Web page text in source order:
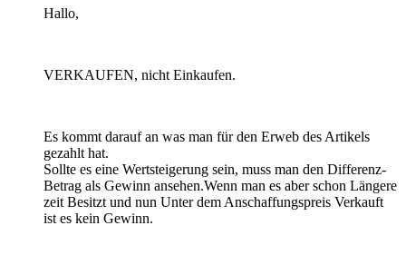
Hallo,
VERKAUFEN, nicht Einkaufen.
Es kommt darauf an was man für den Erweb des Artikels
gezahlt hat.
Sollte es eine Wertsteigerung sein, muss man den Differenz-
Betrag als Gewinn ansehen.Wenn man es aber schon Längere
zeit Besitzt und nun Unter dem Anschaffungspreis Verkauft
ist es kein Gewinn.